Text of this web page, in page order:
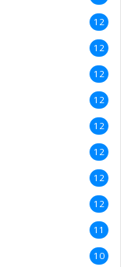
12
12
12
12
12
12
12
12
11
10